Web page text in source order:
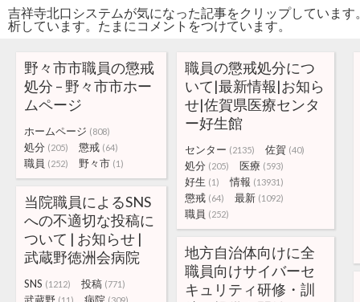
吉祥寺北口システムが気になった記事をクリップしていま
析しています。たまにコメントをつけています。
野々市市職員の懲戒
処分 – 野々市市ホー
ムページ
ホームページ (808)
処分 (205) 懲戒 (64)
職員 (252) 野々市 (1)
職員の懲戒処分につ
いて|最新情報|お知ら
せ|佐賀県医療センタ
ー好生館
センター (2135) 佐賀 (40)
処分 (205) 医療 (593)
好生 (1) 情報 (13931)
懲戒 (64) 最新 (1092)
職員 (252)
当院職員によるSNS
への不適切な投稿に
ついて | お知らせ |
武蔵野徳洲会病院
SNS (1212) 投稿 (771)
地方自治体向けに全
職員向けサイバーセ
キュリティ研修・訓